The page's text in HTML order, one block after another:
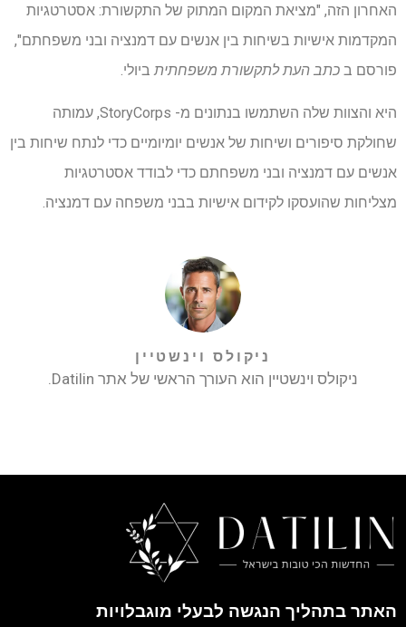
האחרון הזה, "מציאת המקום המתוק של התקשורת: אסטרטגיות
המקדמות אישיות בשיחות בין אנשים עם דמנציה ובני משפחתם",
פורסם ב כתב העת לתקשורת משפחתיתביולי.
היא והצוות שלה השתמשו בנתונים מ- StoryCorps, עמותה
שחולקת סיפורים ושיחות של אנשים יומיומיים כדי לנתח שיחות בין
אנשים עם דמנציה ובני משפחתם כדי לבודד אסטרטגיות
מצליחות שהועסקו לקידום אישיות בבני משפחה עם דמנציה.
ניקולס וינשטיין
ניקולס וינשטיין הוא העורך הראשי של אתר Datilin.
האתר בתהליך הנגשה לבעלי מוגבלויות